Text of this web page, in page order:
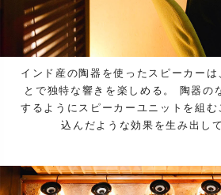
インド産の陶器を使ったスピーカーは
とで独特な響きを楽しめる。 陶器の
するようにスピーカーユニットを組む
込んだような効果を生み出し